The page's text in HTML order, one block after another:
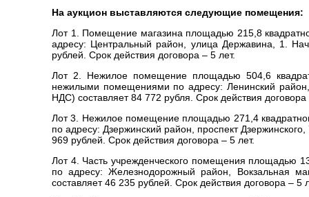
На аукцион выставляются следующие помещения:
Лот 1. Помещение магазина площадью 215,8
адресу: Центральный район, улица Державина, 1.
рублей. Срок действия договора – 5 лет.
Лот 2. Нежилое помещение площадью 504,6
нежилыми помещениями по адресу: Ленинский
НДС) составляет 84 772 рубля. Срок действия договора
Лот 3. Нежилое помещение площадью 271,4
по адресу: Дзержинский район, проспект
969 рублей. Срок действия договора – 5 лет.
Лот 4. Часть учрежденческого помещения площадью
по адресу: Железнодорожный район, Вокзальная
составляет 46 235 рублей. Срок действия договора – 5